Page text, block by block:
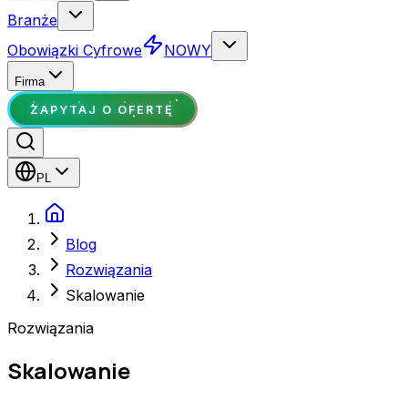
Branże
Obowiązki Cyfrowe
NOWY
Firma
ZAPYTAJ O OFERTĘ
PL
Blog
Rozwiązania
Skalowanie
Rozwiązania
Skalowanie